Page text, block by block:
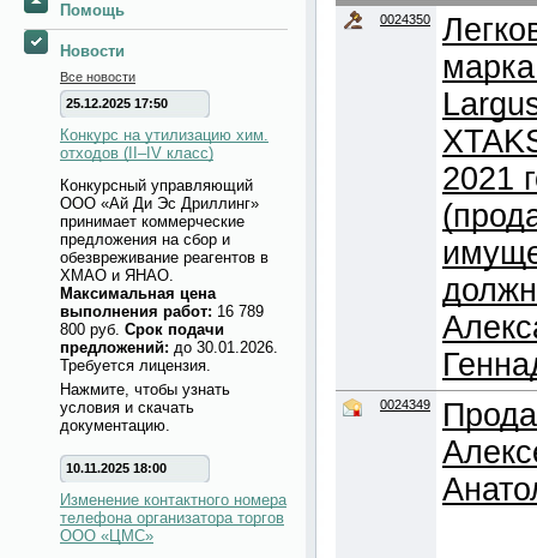
Помощь
Новости
Все новости
25.12.2025 17:50
Конкурс на утилизацию хим.
отходов (II–IV класс)
Конкурсный управляющий
ООО «Ай Ди Эс Дриллинг»
принимает коммерческие
предложения на сбор и
обезвреживание реагентов в
ХМАО и ЯНАО.
Максимальная цена
выполнения работ: 16 789
800 руб. Срок подачи
предложений: до 30.01.2026.
Требуется лицензия.
Нажмите, чтобы узнать
условия и скачать
документацию.
10.11.2025 18:00
Изменение контактного номера
телефона организатора торгов
ООО «ЦМС»
0024350
2021
0024349